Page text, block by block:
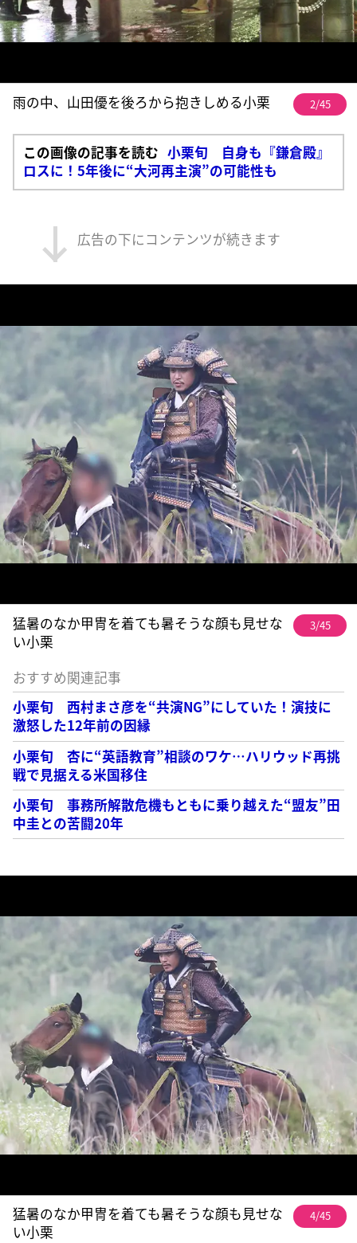
雨の中、山田優を後ろから抱きしめる小栗 2/45
この画像の記事を読む 小栗旬 自身も『鎌倉殿』
ロスに！5年後に“大河再主演”の可能性も
広告の下にコンテンツが続きます
猛暑のなか甲冑を着ても暑そうな顔も見せな
い小栗
3/45
おすすめ関連記事
小栗旬 西村まさ彦を“共演NG”にしていた！演技に
激怒した12年前の因縁
小栗旬 杏に“英語教育”相談のワケ…ハリウッド再挑
戦で見据える米国移住
小栗旬 事務所解散危機もともに乗り越えた“盟友”田
中圭との苦闘20年
猛暑のなか甲冑を着ても暑そうな顔も見せな
い小栗
4/45